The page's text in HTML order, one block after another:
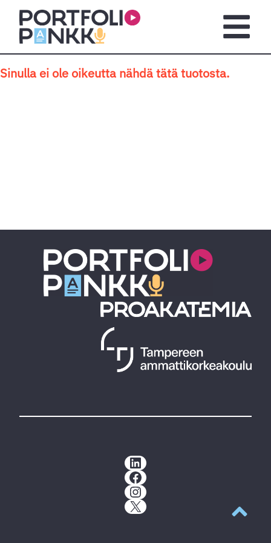
Siirry sisältöön
Sinulla ei ole oikeutta nähdä tätä tuotosta.
LinkedIn
Facebook
Instagram
X
Takaisin